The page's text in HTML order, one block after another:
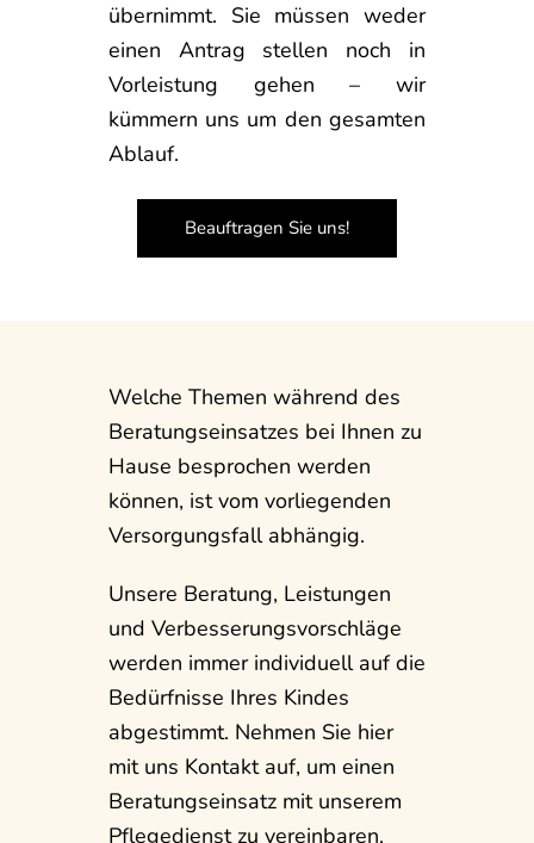
übernimmt. Sie müssen weder
einen Antrag stellen noch in
Vorleistung gehen – wir
kümmern uns um den gesamten
Ablauf.
Beauftragen Sie uns!
Welche Themen während des
Beratungseinsatzes bei Ihnen zu
Hause besprochen werden
können, ist vom vorliegenden
Versorgungsfall abhängig.
Unsere Beratung, Leistungen
und Verbesserungsvorschläge
werden immer individuell auf die
Bedürfnisse Ihres Kindes
abgestimmt. Nehmen Sie hier
mit uns Kontakt auf, um einen
Beratungseinsatz mit unserem
Pflegedienst zu vereinbaren.